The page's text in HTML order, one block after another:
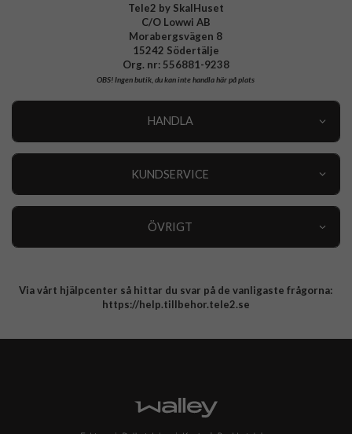
Tele2 by SkalHuset
C/O Lowwi AB
Morabergsvägen 8
15242 Södertälje
Org. nr: 556881-9238
OBS!Ingen butik, du kan inte handla här på plats
HANDLA
KUNDSERVICE
ÖVRIGT
Integritetspolicy
Via vårt hjälpcenter så hittar du svar på de vanligaste frågorna:
https://help.tillbehor.tele2.se